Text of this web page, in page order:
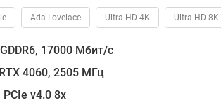
Ada Lovelace Ultra HD 4K Ultra HD 8K
17000 Мбит/с
4060, 2505 МГц
PCIe v4.0 8x